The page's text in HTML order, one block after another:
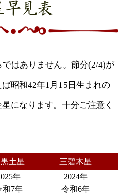
早見表
はありません。節分(2/4)が
昭和42年1月15日生まれの
になります。十分ご注意く
土星
三碧木星
年
和7年
2024年
令和6年